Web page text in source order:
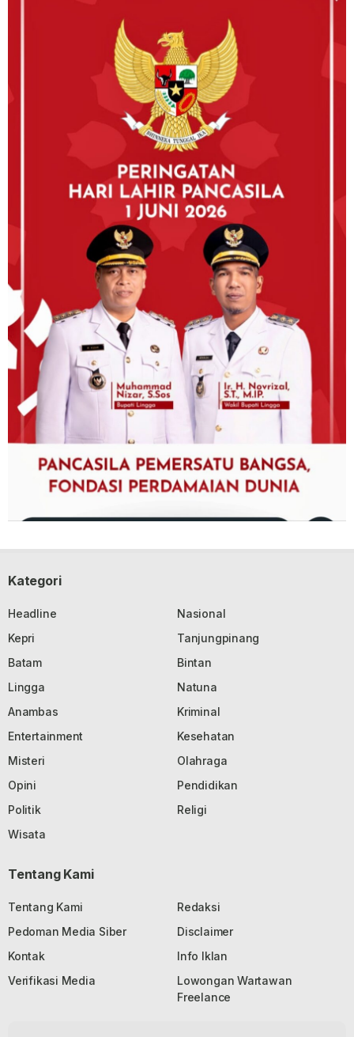
Kategori
Headline
Nasional
Kepri
Tanjungpinang
Batam
Bintan
Lingga
Natuna
Anambas
Kriminal
Entertainment
Kesehatan
Misteri
Olahraga
Opini
Pendidikan
Politik
Religi
Wisata
Tentang Kami
Tentang Kami
Redaksi
Pedoman Media Siber
Disclaimer
Kontak
Info Iklan
Verifikasi Media
Lowongan Wartawan
Freelance